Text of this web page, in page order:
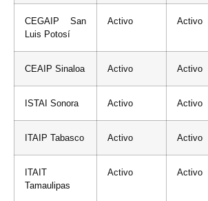
CEGAIP San
Luis Potosí
Activo Activo
CEAIP Sinaloa Activo Activo
ISTAI Sonora Activo Activo
ITAIP Tabasco Activo Activo
ITAIT
Tamaulipas
Activo Activo